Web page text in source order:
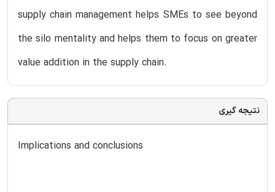
supply chain management helps SMEs to see beyond
the silo mentality and helps them to focus on greater
value addition in the supply chain.
نتیجه گیری
Implications and conclusions